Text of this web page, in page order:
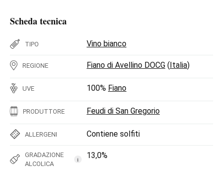
Scheda tecnica
TIPO Vino bianco
REGIONE Fiano di Avellino DOCG (Italia)
UVE 100% Fiano
PRODUTTORE Feudi di San Gregorio
ALLERGENI Contiene solfiti
GRADAZIONE
ALCOLICA
i 13,0%